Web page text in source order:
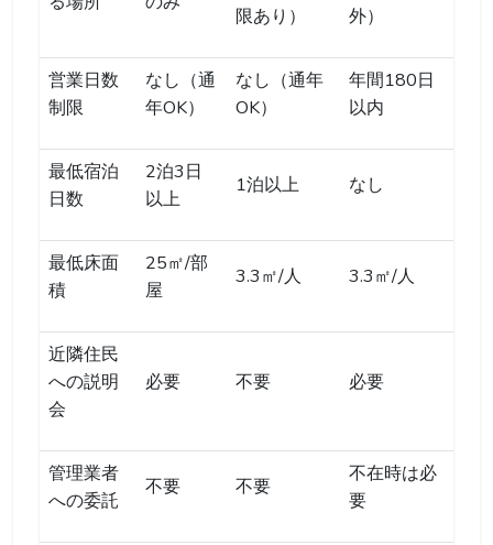
限あり）
外）
営業日数
制限
なし（通
年OK）
なし（通年
OK）
年間180日
以内
最低宿泊
日数
2泊3日
以上
1泊以上 なし
最低床面
積
25㎡/部
屋
3.3㎡/人 3.3㎡/人
近隣住民
への説明
会
必要 不要 必要
管理業者
への委託
不要 不要
不在時は必
要